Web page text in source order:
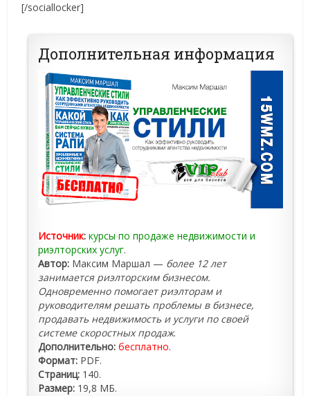
[/sociallocker]
Дополнительная информация
Источник: курсы по продаже недвижимости и
риэлторских услуг.
Автор: Максим Маршал — более 12 лет
занимается риэлторским бизнесом.
Одновременно помогает риэлторам и
руководителям решать проблемы в бизнесе,
продавать недвижимость и услуги по своей
системе скоростных продаж.
Дополнительно: бесплатно.
Формат: PDF.
Страниц: 140.
Размер: 19,8 МБ.